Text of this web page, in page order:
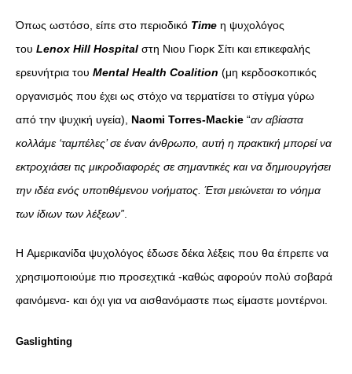
Όπως ωστόσο, είπε στο περιοδικό Time η ψυχολόγος
του Lenox Hill Hospital στη Νιου Γιορκ Σίτι και επικεφαλής
ερευνήτρια του Mental Health Coalition (μη κερδοσκοπικός
οργανισμός που έχει ως στόχο να τερματίσει το στίγμα γύρω
από την ψυχική υγεία), Naomi Torres-Mackie “αν αβίαστα
κολλάμε ‘ταμπέλες’ σε έναν άνθρωπο, αυτή η πρακτική μπορεί να
εκτροχιάσει τις μικροδιαφορές σε σημαντικές και να δημιουργήσει
την ιδέα ενός υποτιθέμενου νοήματος. Έτσι μειώνεται το νόημα
των ίδιων των λέξεων”
H Αμερικανίδα ψυχολόγος έδωσε δέκα λέξεις που θα έπρεπε να
χρησιμοποιούμε πιο προσεχτικά -καθώς αφορούν πολύ σοβαρά
φαινόμενα- και όχι για να αισθανόμαστε πως είμαστε μοντέρνοι.
Gaslighting